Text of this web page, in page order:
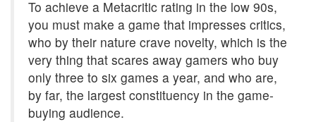
To achieve a Metacritic rating in the low 90s,
you must make a game that impresses critics,
who by their nature crave novelty, which is the
very thing that scares away gamers who buy
only three to six games a year, and who are,
by far, the largest constituency in the game-
buying audience.